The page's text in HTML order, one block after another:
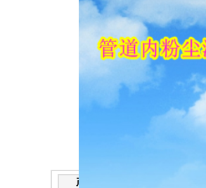
产 品 分 类